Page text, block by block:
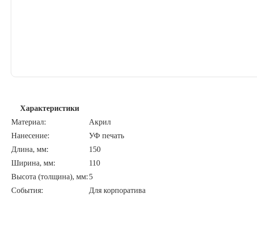
Характеристики
Материал:
Акрил
Нанесение:
УФ печать
Длина, мм:
150
Ширина, мм:
110
Высота (толщина), мм: 5
События:
Для корпоратива